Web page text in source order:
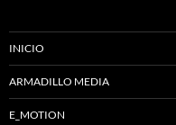
INICIO
ARMADILLO MEDIA
E_MOTION